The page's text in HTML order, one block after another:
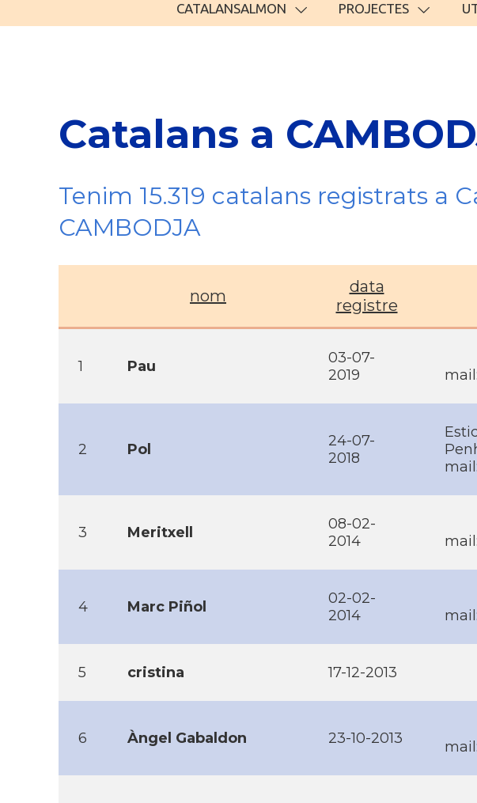
CATALANSALMON PROJECTES
Catalans a
Tenim 15.319 catalans registrats a
CAMBODJA
nom
data
registre
1 Pau
03-07-
2019
2 Pol
24-07-
2018
3 Meritxell
08-02-
2014
4 Marc Piñol
02-02-
2014
5 cristina 17-12-2013
6 Àngel Gabaldon 23-10-2013